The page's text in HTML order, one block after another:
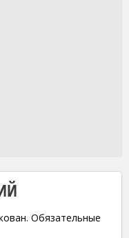
Обязательные